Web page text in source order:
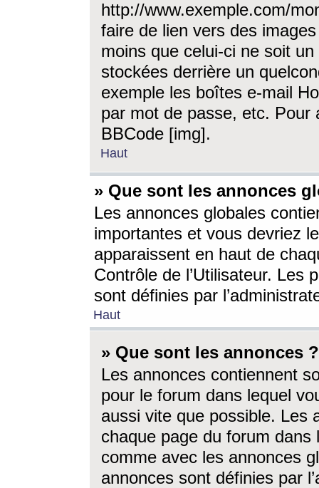
http://www.exemple.com/
faire de lien vers des
moins que celui-ci ne soit
stockées derrière un
exemple les boîtes e-mail
par mot de passe, etc. Pour
BBCode [img].
Haut
» Que sont les annonces
Les annonces globales
importantes et vous devriez
apparaissent en haut de
Contrôle de l’Utilisateur. Les
sont définies par
Haut
» Que sont les annonces ?
Les annonces contiennent
pour le forum dans lequel
aussi vite que possible. Les
chaque page du forum dans
comme avec les annonces
annonces sont définies par